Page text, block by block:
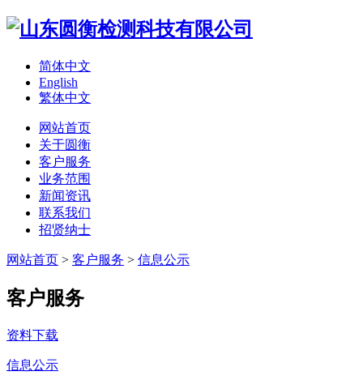
简体中文
English
繁体中文
网站首页
关于圆衡
客户服务
业务范围
新闻资讯
联系我们
招贤纳士
网站首页 > 客户服务 > 信息公示
客户服务
资料下载
信息公示